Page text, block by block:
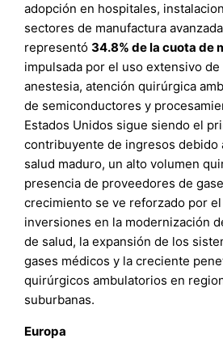
adopción en hospitales,
sectores de manufactura
representó34.8% de la cuota de
impulsada por el uso extensivo
anestesia, atención quirúrgica
de semiconductores y
Estados Unidos sigue siendo el
contribuyente de ingresos debido
salud maduro, un alto volumen
presencia de proveedores de
crecimiento se ve reforzado por
inversiones en la modernización
de salud, la expansión de los
gases médicos y la creciente
quirúrgicos ambulatorios en
suburbanas.
Europa